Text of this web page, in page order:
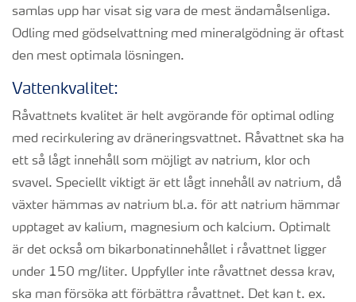
samlas upp har visat sig vara de mest ändamålsenliga.
Odling med gödselvattning med mineralgödning är oftast
den mest optimala lösningen.
Vattenkvalitet:
Råvattnets kvalitet är helt avgörande för optimal odling
med recirkulering av dräneringsvattnet. Råvattnet ska ha
ett så lågt innehåll som möjligt av natrium, klor och
svavel. Speciellt viktigt är ett lågt innehåll av natrium, då
växter hämmas av natrium bl.a. för att natrium hämmar
upptaget av kalium, magnesium och kalcium. Optimalt
är det också om bikarbonatinnehållet i råvattnet ligger
under 150 mg/liter. Uppfyller inte råvattnet dessa krav,
ska man försöka att förbättra råvattnet. Det kan t. ex.